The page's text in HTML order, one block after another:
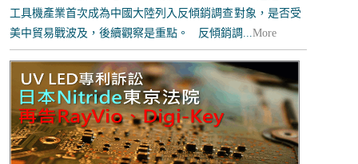
工具機產業首次成為中國大陸列入反傾銷調查對象，是否受
美中貿易戰波及，後續觀察是重點。 反傾銷調...More